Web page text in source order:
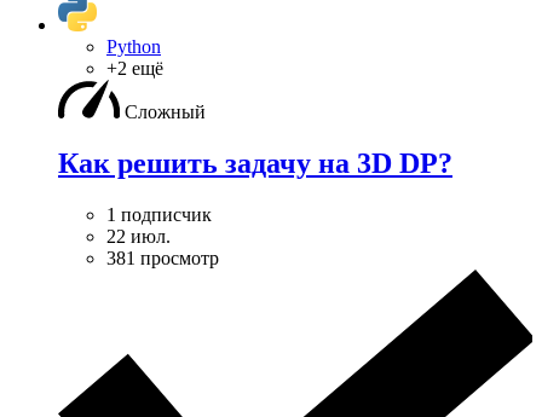
Python
+2 ещё
Сложный
Как решить задачу на 3D DP?
1 подписчик
22 июл.
381 просмотр